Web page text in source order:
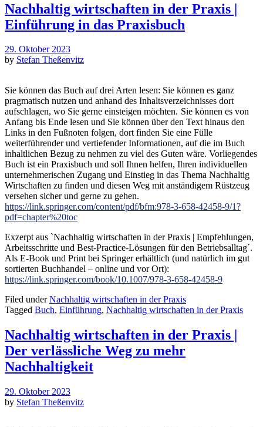
Nachhaltig wirtschaften in der Praxis |
Einführung in das Praxisbuch
29. Oktober 2023
by Stefan Theßenvitz
Sie können das Buch auf drei Arten lesen: Sie können es ganz
pragmatisch nutzen und anhand des Inhaltsverzeichnisses dort
aufschlagen, wo Sie gerne einsteigen möchten. Sie können es von
Anfang bis Ende lesen und Sie können über den Text hinaus den
Links in den Fußnoten folgen, dort finden Sie eine Fülle
weiterführender und vertiefender Informationen, auf die im Buch
inhaltlichen Bezug zu nehmen zu viel des Guten wäre. Vorliegendes
Buch ist ein Praxisbuch und soll Ihnen helfen, Ihren individuellen
unternehmerischen Zugang und Einstieg in das Thema Nachhaltig
Wirtschaften zu finden und diesen Weg mit anständigem Rüstzeug
versehen sicher und gerne zu gehen.
https://link.springer.com/content/pdf/bfm:978-3-658-42458-9/1?
pdf=chapter%20toc
Exzerpt aus `Nachhaltig wirtschaften in der Praxis | Empfehlungen,
Arbeitsschritte und Best-Practice-Lösungen für den Betriebsalltag´.
Als E-Book und Print bei Springer erhältlich (und natürlich im gut
sortierten Buchhandel – online und vor Ort):
https://link.springer.com/book/10.1007/978-3-658-42458-9
Filed underNachhaltig wirtschaften in der Praxis
Tagged Buch, Einführung, Nachhaltig wirtschaften in der Praxis
Nachhaltig wirtschaften in der Praxis |
Der verlässliche Weg zu mehr
Nachhaltigkeit
29. Oktober 2023
by Stefan Theßenvitz